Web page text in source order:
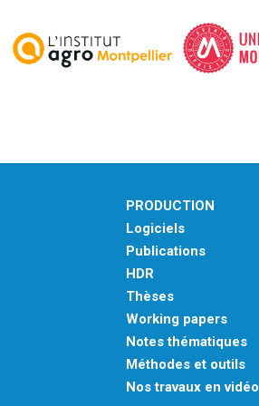
PRODUCTION
Logiciels
Publications
HDR
Thèses
Working papers
Notes thématiques
Méthodes et outils
Nos travaux en vidéo